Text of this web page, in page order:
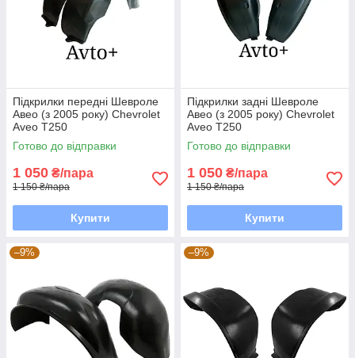
Підкрилки передні Шевроле
Авео (з 2005 року) Chevrolet
Aveo T250
Готово до відправки
1 050 ₴/пара
1 150 ₴/пара
Купити
Підкрилки задні Шевроле
Авео (з 2005 року) Chevrolet
Aveo T250
Готово до відправки
1 050 ₴/пара
1 150 ₴/пара
Купити
–9% –9%